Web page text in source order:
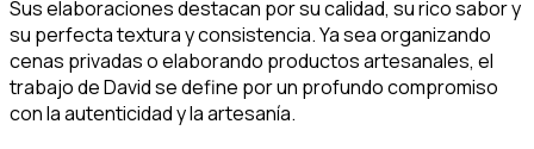
Sus elaboraciones destacan por su calidad, su rico sabor y
su perfecta textura y consistencia. Ya sea organizando
cenas privadas o elaborando productos artesanales, el
trabajo de David se define por un profundo compromiso
con la autenticidad y la artesanía.